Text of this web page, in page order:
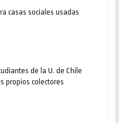
casas sociales usadas
de la U. de Chile
propios colectores